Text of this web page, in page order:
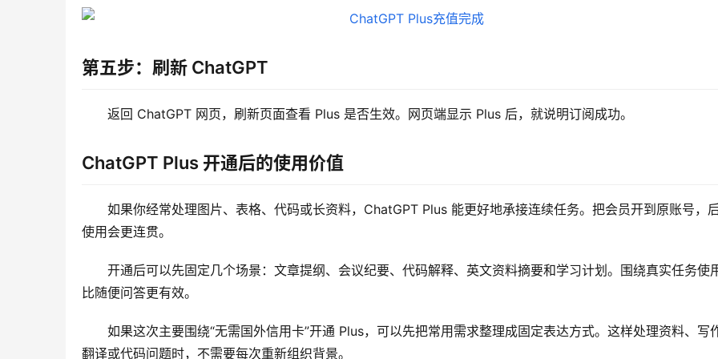
第五步：刷新 ChatGPT
返回 ChatGPT 网页，刷新页面查看 Plus 是否生效。网页端显示 Plus 后，就说明订阅成功。
ChatGPT Plus 开通后的使用价值
如果你经常处理图片、表格、代码或长资料，ChatGPT Plus 能更好地承接连续任务。把会员开到原账号，
使用会更连贯。
开通后可以先固定几个场景：文章提纲、会议纪要、代码解释、英文资料摘要和学习计划。围绕真实任务使用
比随便问答更有效。
如果这次主要围绕“无需国外信用卡”开通 Plus，可以先把常用需求整理成固定表达方式。这样处理资料、写作
翻译或代码问题时，不需要每次重新组织背景。